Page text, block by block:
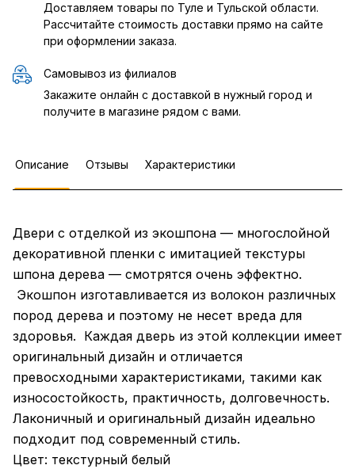
Доставляем товары по Туле и Тульской области.
Рассчитайте стоимость доставки прямо на сайте
при оформлении заказа.
Самовывоз из филиалов
Закажите онлайн с доставкой в нужный город и
получите в магазине рядом с вами.
Описание Отзывы Характеристики
Двери с отделкой из экошпона — многослойной
декоративной пленки с имитацией текстуры
шпона дерева — смотрятся очень эффектно.
Экошпон изготавливается из волокон различных
пород дерева и поэтому не несет вреда для
здоровья. Каждая дверь из этой коллекции имеет
оригинальный дизайн и отличается
превосходными характеристиками, такими как
износостойкость, практичность, долговечность.
Лаконичный и оригинальный дизайн идеально
подходит под современный стиль.
Цвет: текстурный белый